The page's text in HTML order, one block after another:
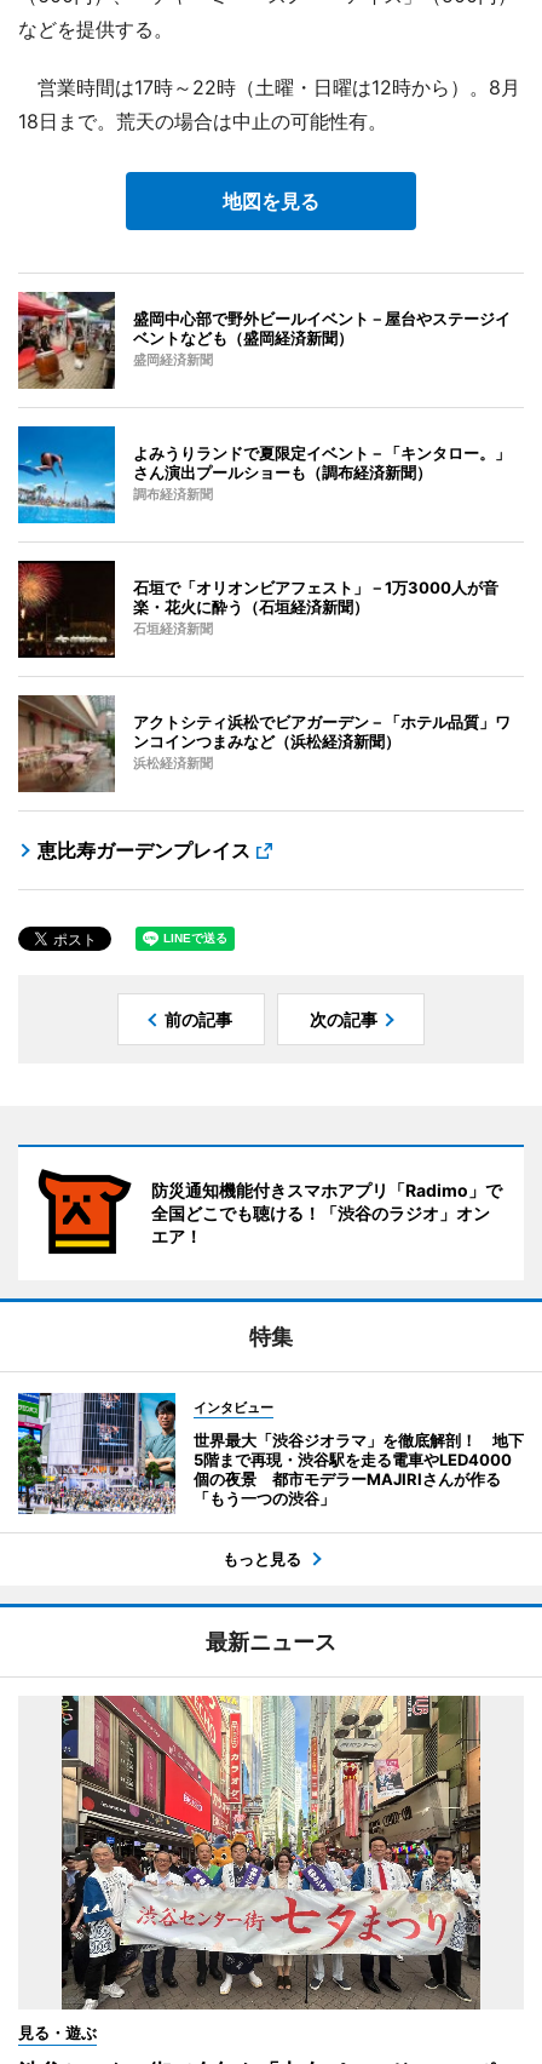
などを提供する。
営業時間は17時～22時（土曜・日曜は12時から）。8月
18日まで。荒天の場合は中止の可能性有。
地図を見る
盛岡中心部で野外ビールイベント－屋台やステージイ
ベントなども（盛岡経済新聞）
盛岡経済新聞
よみうりランドで夏限定イベント－「キンタロー。」
さん演出プールショーも（調布経済新聞）
調布経済新聞
石垣で「オリオンビアフェスト」－1万3000人が音
楽・花火に酔う（石垣経済新聞）
石垣経済新聞
アクトシティ浜松でビアガーデン－「ホテル品質」ワ
ンコインつまみなど（浜松経済新聞）
浜松経済新聞
恵比寿ガーデンプレイス
前の記事 次の記事
防災通知機能付きスマホアプリ「Radimo」で
全国どこでも聴ける！「渋谷のラジオ」オン
エア！
特集
インタビュー
世界最大「渋谷ジオラマ」を徹底解剖！ 地下
5階まで再現・渋谷駅を走る電車やLED4000
個の夜景 都市モデラーMAJIRIさんが作る
「もう一つの渋谷」
もっと見る
最新ニュース
見る・遊ぶ